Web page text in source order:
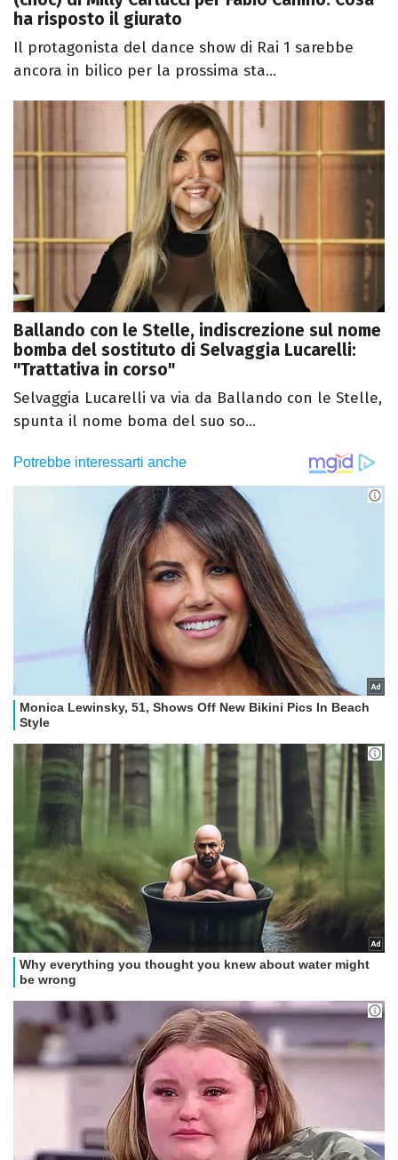
ha risposto il giurato
Il protagonista del dance show di Rai 1 sarebbe
ancora in bilico per la prossima sta...
Ballando con le Stelle, indiscrezione sul nome
bomba del sostituto di Selvaggia Lucarelli:
"Trattativa in corso"
Selvaggia Lucarelli va via da Ballando con le Stelle,
spunta il nome boma del suo so...